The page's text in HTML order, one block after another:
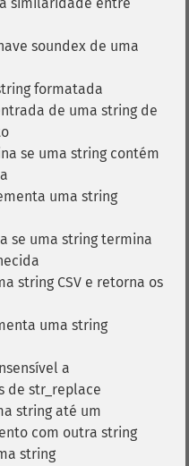
soundex de uma
formatada
de uma string de
se uma string contém
uma string
se uma string termina
string CSV e retorna os
uma string
a
de str_replace
string até um
com outra string
string